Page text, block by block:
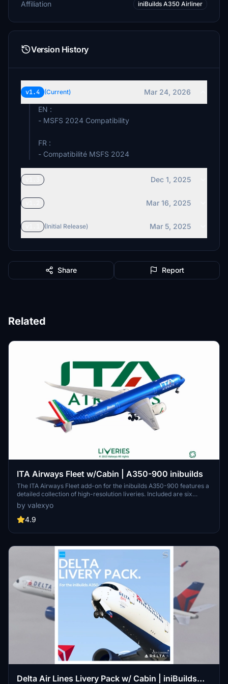
Affiliation iniBuilds A350 Airliner
Version History
v1.4 (Current)
Mar 24, 2026
EN :
- MSFS 2024 Compatibility
FR :
- Compatibilité MSFS 2024
Dec 1, 2025
Mar 16, 2025
(Initial Release) Mar 5, 2025
Share Report
Related
ITA Airways Fleet w/Cabin | A350-900 inibuilds
The ITA Airways Fleet add-on for the inibuilds A350-900 features a
detailed collection of high-resolution liveries. Included are six
distinct aircraft registrations, each inspired by notable Italian
figures and themes. The add-on boasts custom decals and
accurate PBR textures, enhancing visual fidelity. A cabin update is
by valexyo
4.9
Delta Air Lines Livery Pack w/ Cabin | iniBuilds